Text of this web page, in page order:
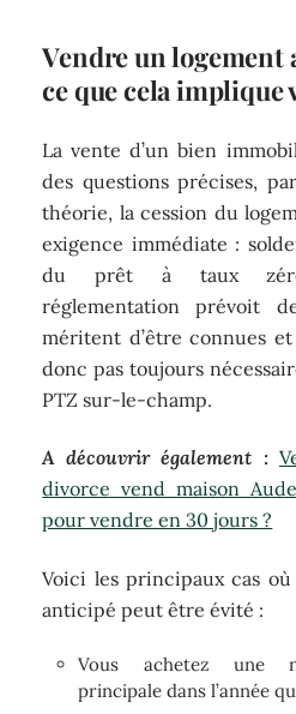
Vendre un logement
ce que cela implique
La vente d’un bien
des questions précises,
théorie, la cession du
exigence immédiate :
du prêt à taux
réglementation prévoit
méritent d’être connues et
donc pas toujours
PTZ sur-le-champ.
A découvrir également :
divorce vend maison
pour vendre en 30 jours ?
Voici les principaux cas
anticipé peut être évité :
Vous achetez une
principale dans l’année